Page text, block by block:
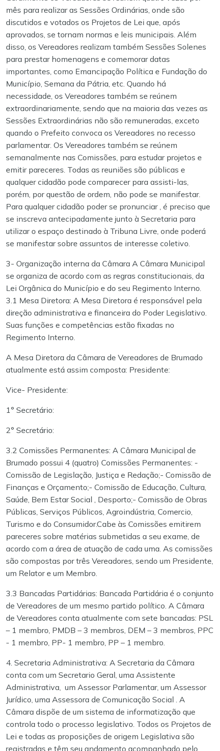
mês para realizar as Sessões Ordinárias, onde são
discutidos e votados os Projetos de Lei que, após
aprovados, se tornam normas e leis municipais. Além
disso, os Vereadores realizam também Sessões Solenes
para prestar homenagens e comemorar datas
importantes, como Emancipação Política e Fundação do
Município, Semana da Pátria, etc. Quando há
necessidade, os Vereadores também se reúnem
extraordinariamente, sendo que na maioria das vezes as
Sessões Extraordinárias não são remuneradas, exceto
quando o Prefeito convoca os Vereadores no recesso
parlamentar. Os Vereadores também se reúnem
semanalmente nas Comissões, para estudar projetos e
emitir pareceres. Todas as reuniões são públicas e
qualquer cidadão pode comparecer para assisti-las,
porém, por questão de ordem, não pode se manifestar.
Para qualquer cidadão poder se pronunciar , é preciso que
se inscreva antecipadamente junto à Secretaria para
utilizar o espaço destinado à Tribuna Livre, onde poderá
se manifestar sobre assuntos de interesse coletivo.
3- Organização interna da Câmara A Câmara Municipal
se organiza de acordo com as regras constitucionais, da
Lei Orgânica do Município e do seu Regimento Interno.
3.1 Mesa Diretora: A Mesa Diretora é responsável pela
direção administrativa e financeira do Poder Legislativo.
Suas funções e competências estão fixadas no
Regimento Interno.
A Mesa Diretora da Câmara de Vereadores de Brumado
atualmente está assim composta: Presidente:
Vice- Presidente:
1° Secretário:
2° Secretário:
3.2 Comissões Permanentes: A Câmara Municipal de
Brumado possui 4 (quatro) Comissões Permanentes: -
Comissão de Legislação, Justiça e Redação;- Comissão de
Finanças e Orçamento;- Comissão de Educação, Cultura,
Saúde, Bem Estar Social , Desporto;- Comissão de Obras
Públicas, Serviços Públicos, Agroindústria, Comercio,
Turismo e do Consumidor.Cabe às Comissões emitirem
pareceres sobre matérias submetidas a seu exame, de
acordo com a área de atuação de cada uma. As comissões
são compostas por três Vereadores, sendo um Presidente,
um Relator e um Membro.
3.3 Bancadas Partidárias: Bancada Partidária é o conjunto
de Vereadores de um mesmo partido político. A Câmara
de Vereadores conta atualmente com sete bancadas: PSL
– 1 membro, PMDB – 3 membros, DEM – 3 membros, PPC
- 1 membro, PP- 1 membro, PP – 1 membro.
4. Secretaria Administrativa: A Secretaria da Câmara
conta com um Secretario Geral, uma Assistente
Administrativa, um Assessor Parlamentar, um Assessor
Jurídico, uma Assessora de Comunicação Social . A
Câmara dispõe de um sistema de informatização que
controla todo o processo legislativo. Todos os Projetos de
Lei e todas as proposições de origem Legislativa são
registradas e têm seu andamento acompanhado pelo